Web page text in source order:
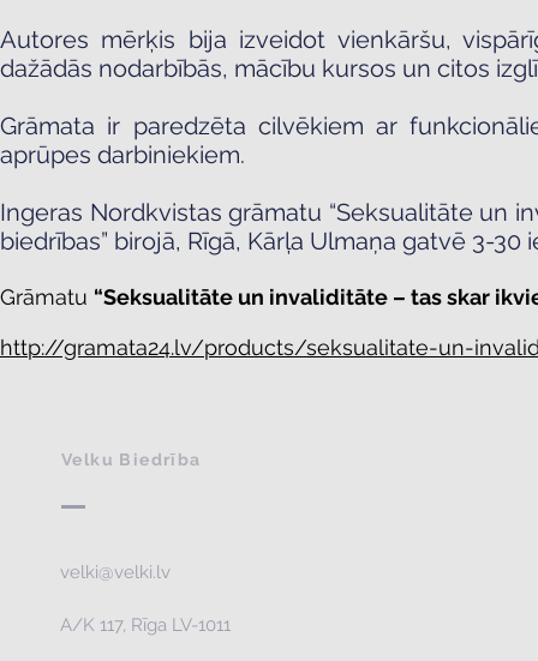
Autores mērķis bija izveidot vienkāršu,
dažādās nodarbībās, mācību kursos un citos
Grāmata ir paredzēta cilvēkiem ar
aprūpes darbiniekiem.
Ingeras Nordkvistas grāmatu “Seksualitāte un
biedrības” birojā, Rīgā, Kārļa Ulmaņa gatvē 3-
Grāmatu “Seksualitāte un invaliditāte – tas skar
http://gramata24.lv/products/seksualitate-un-
Velku Biedrība
velki@velki.lv
A/K 117, Rīga LV-1011